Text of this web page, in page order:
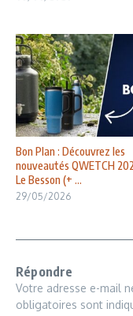
Bon Plan : Découvrez les
nouveautés QWETCH
Le Besson (+ ...
29/05/2026
Répondre
Votre adresse e-mail
obligatoires sont